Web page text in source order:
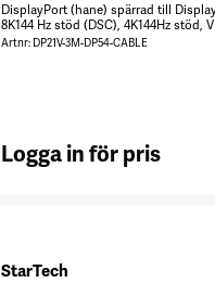
DisplayPort (hane) spärrad till
8K144 Hz stöd (DSC), 4K144Hz
16K30Hz stöd, HDR10-stöd - svart
Artnr: DP21V-3M-DP54-CABLE
Logga in för pris
StarTech